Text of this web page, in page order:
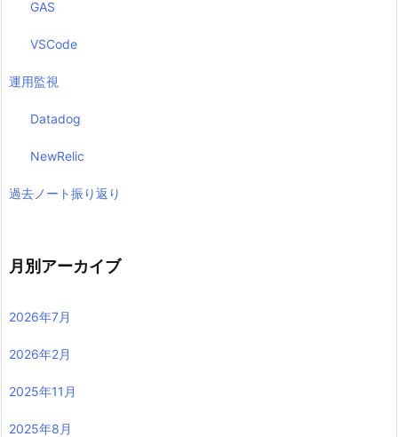
GAS
VSCode
運用監視
Datadog
NewRelic
過去ノート振り返り
月別アーカイブ
2026年7月
2026年2月
2025年11月
2025年8月